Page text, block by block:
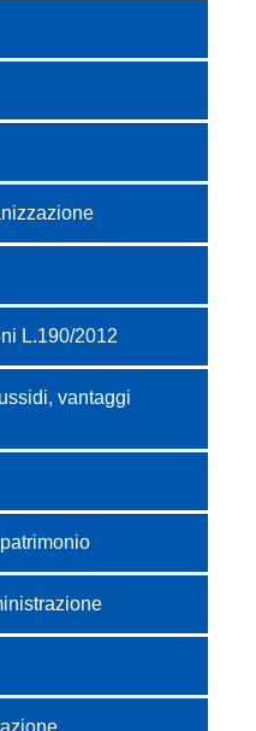
L.190/2012
vantaggi